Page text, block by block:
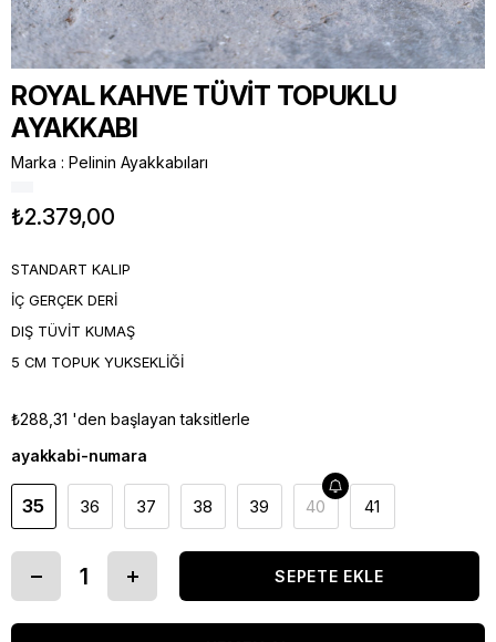
ROYAL KAHVE TÜVİT TOPUKLU
AYAKKABI
Marka : Pelinin Ayakkabıları
₺2.379,00
STANDART KALIP
İÇ GERÇEK DERİ
DIŞ TÜVİT KUMAŞ
5 CM TOPUK YUKSEKLİĞİ
₺288,31 'den başlayan taksitlerle
ayakkabi-numara
35 36 37 38 39 40 41